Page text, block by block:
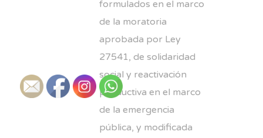
formulados en el marco
de la moratoria
aprobada por Ley
27541, de solidaridad
social y reactivación
productiva en el marco
de la emergencia
pública, y modificada